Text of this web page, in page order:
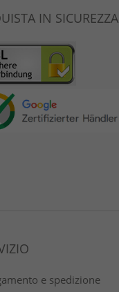
IN SICUREZZA
e spedizione